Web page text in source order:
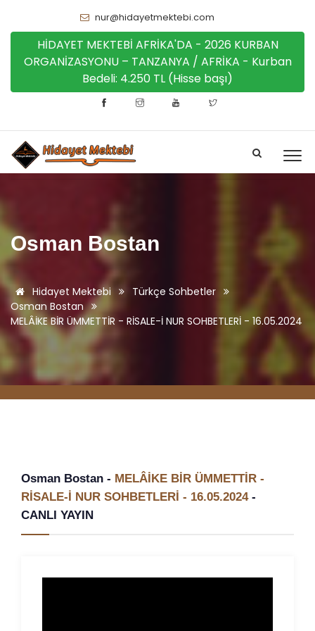
nur@hidayetmektebi.com
HİDAYET MEKTEBİ AFRİKA'DA - 2026 KURBAN
ORGANİZASYONU – TANZANYA / AFRİKA - Kurban
Bedeli: 4.250 TL (Hisse başı)
Osman Bostan
Hidayet Mektebi
Türkçe Sohbetler
Osman Bostan
MELÂİKE BİR ÜMMETTİR - RİSALE-İ NUR SOHBETLERİ - 16.05.2024
Osman Bostan - MELÂİKE BİR ÜMMETTİR -
RİSALE-İ NUR SOHBETLERİ - 16.05.2024-
CANLI YAYIN